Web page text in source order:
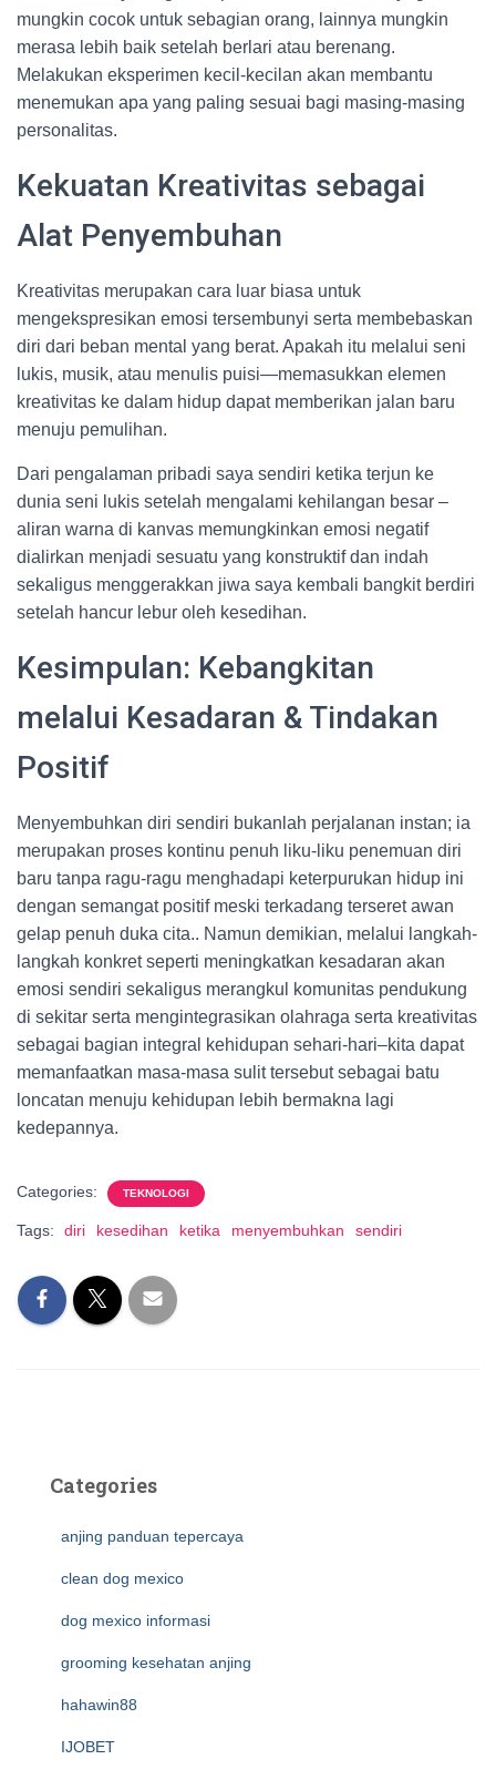
mungkin cocok untuk sebagian orang, lainnya mungkin
merasa lebih baik setelah berlari atau berenang.
Melakukan eksperimen kecil-kecilan akan membantu
menemukan apa yang paling sesuai bagi masing-masing
personalitas.
Kekuatan Kreativitas sebagai
Alat Penyembuhan
Kreativitas merupakan cara luar biasa untuk
mengekspresikan emosi tersembunyi serta membebaskan
diri dari beban mental yang berat. Apakah itu melalui seni
lukis, musik, atau menulis puisi—memasukkan elemen
kreativitas ke dalam hidup dapat memberikan jalan baru
menuju pemulihan.
Dari pengalaman pribadi saya sendiri ketika terjun ke
dunia seni lukis setelah mengalami kehilangan besar –
aliran warna di kanvas memungkinkan emosi negatif
dialirkan menjadi sesuatu yang konstruktif dan indah
sekaligus menggerakkan jiwa saya kembali bangkit berdiri
setelah hancur lebur oleh kesedihan.
Kesimpulan: Kebangkitan
melalui Kesadaran & Tindakan
Positif
Menyembuhkan diri sendiri bukanlah perjalanan instan; ia
merupakan proses kontinu penuh liku-liku penemuan diri
baru tanpa ragu-ragu menghadapi keterpurukan hidup ini
dengan semangat positif meski terkadang terseret awan
gelap penuh duka cita.. Namun demikian, melalui langkah-
langkah konkret seperti meningkatkan kesadaran akan
emosi sendiri sekaligus merangkul komunitas pendukung
di sekitar serta mengintegrasikan olahraga serta kreativitas
sebagai bagian integral kehidupan sehari-hari–kita dapat
memanfaatkan masa-masa sulit tersebut sebagai batu
loncatan menuju kehidupan lebih bermakna lagi
kedepannya.
Categories: TEKNOLOGI
Tags: diri kesedihan ketika menyembuhkan sendiri
Categories
anjing panduan tepercaya
clean dog mexico
dog mexico informasi
grooming kesehatan anjing
hahawin88
IJOBET